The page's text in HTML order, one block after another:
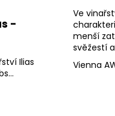
-
Ilias
Ve
menší
svěžestí
Vienna